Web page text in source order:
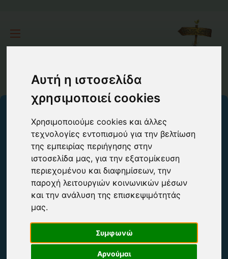
Αυτή η ιστοσελίδα
χρησιμοποιεί cookies
Χρησιμοποιούμε cookies και άλλες
τεχνολογίες εντοπισμού για την βελτίωση
της εμπειρίας περιήγησης στην
ιστοσελίδα μας, για την εξατομίκευση
περιεχομένου και διαφημίσεων, την
παροχή λειτουργιών κοινωνικών μέσων
και την ανάλυση της επισκεψιμότητάς
μας.
Συμφωνώ
Αρνούμαι
Αιτήσεις
στελεχών